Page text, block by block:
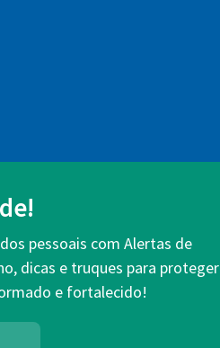
pessoais com Alertas de
dicas e truques para proteger
e fortalecido!